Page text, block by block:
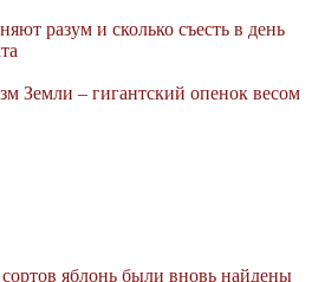
разум и сколько съесть в день
Земли – гигантский опенок весом
яблонь были вновь найдены